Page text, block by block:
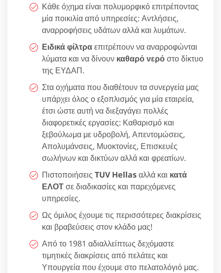
Κάθε όχημα είναι πολυμορφικό επιτρέποντας
μία ποικιλία από υπηρεσίες: Αντλήσεις,
αναρροφήσεις υδάτων αλλά και λυμάτων.
Ειδικά φίλτραεπιτρέπουν να αναρροφώνται
λύματα και να δίνουν καθαρό νερόστο δίκτυο
της ΕΥΔΑΠ.
Στα οχήματα που διαθέτουν τα συνεργεία μας
υπάρχει όλος ο εξοπλισμός για μία εταιρεία,
έτσι ώστε αυτή να διεξαγάγει πολλές
διαφορετικές εργασίες: Καθαρισμό και
ξεβούλωμα με υδροβολή, Απεντομώσεις,
Απολυμάνσεις, Μυοκτονίες, Επισκευές
σωλήνων και δικτύων αλλά και φρεατίων.
Πιστοποιήσεις TUV Hellasαλλά και κατά
ΕΛΟΤσε διαδικασίες και παρεχόμενες
υπηρεσίες.
Ως όμιλος έχουμε τις περισσότερες διακρίσεις
και βραβεύσεις στον κλάδο μας!
Από το 1981 αδιαλλείπτως δεχόμαστε
τιμητικές διακρίσεις από πελάτες και
Υπουργεία που έχουμε στο πελατολόγιό μας.